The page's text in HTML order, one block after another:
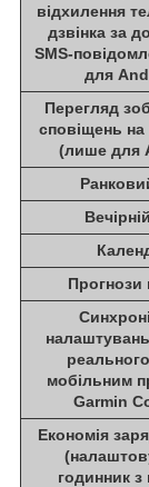
відхилення
дзвінка за
SMS-
для
Перегляд
сповіщень на
(лише для
Прогнози
мобільним
Garmin
Економія
годинник з